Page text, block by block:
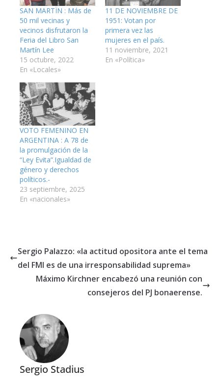
SAN MARTÏN : Más de
50 mil vecinas y
vecinos disfrutaron la
Feria del Libro San
Martín Lee
15 octubre, 2022
En «Locales»
11 DE NOVIEMBRE DE
1951: Votan por
primera vez las
mujeres en el país.
11 noviembre, 2021
En «Política»
VOTO FEMENINO EN
ARGENTINA : A 78 de
la promulgación de la
“Ley Evita”.Igualdad de
género y derechos
políticos.-
23 septiembre, 2025
En «nacionales»
Sergio Palazzo: «la actitud opositora ante el tema
del FMI es de una irresponsabilidad suprema»
Máximo Kirchner encabezó una reunión con
consejeros del PJ bonaerense.
Sergio Stadius